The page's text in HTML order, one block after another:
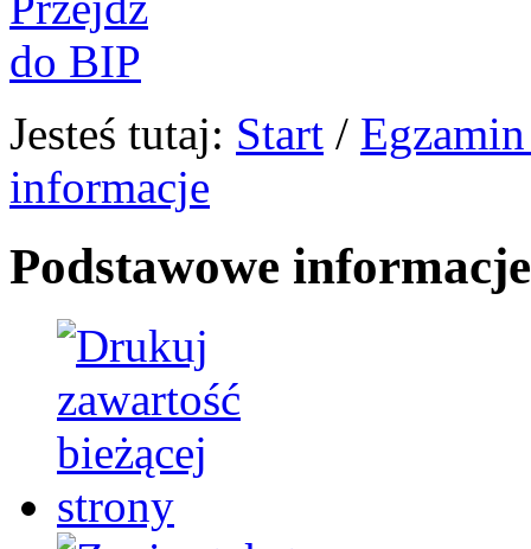
Jesteś tutaj: Start /
informacje
Podstawowe informacje